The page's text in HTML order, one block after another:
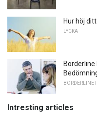
Hur höj
LYCKA
Borderline
BORDERLINE
Intresting articles